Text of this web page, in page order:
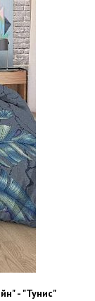
- "Тунис"